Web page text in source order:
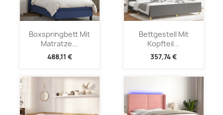
Boxspringbett Mit
Matratze...
488,11 €
Bettgestell Mit
Kopfteil...
357,74 €